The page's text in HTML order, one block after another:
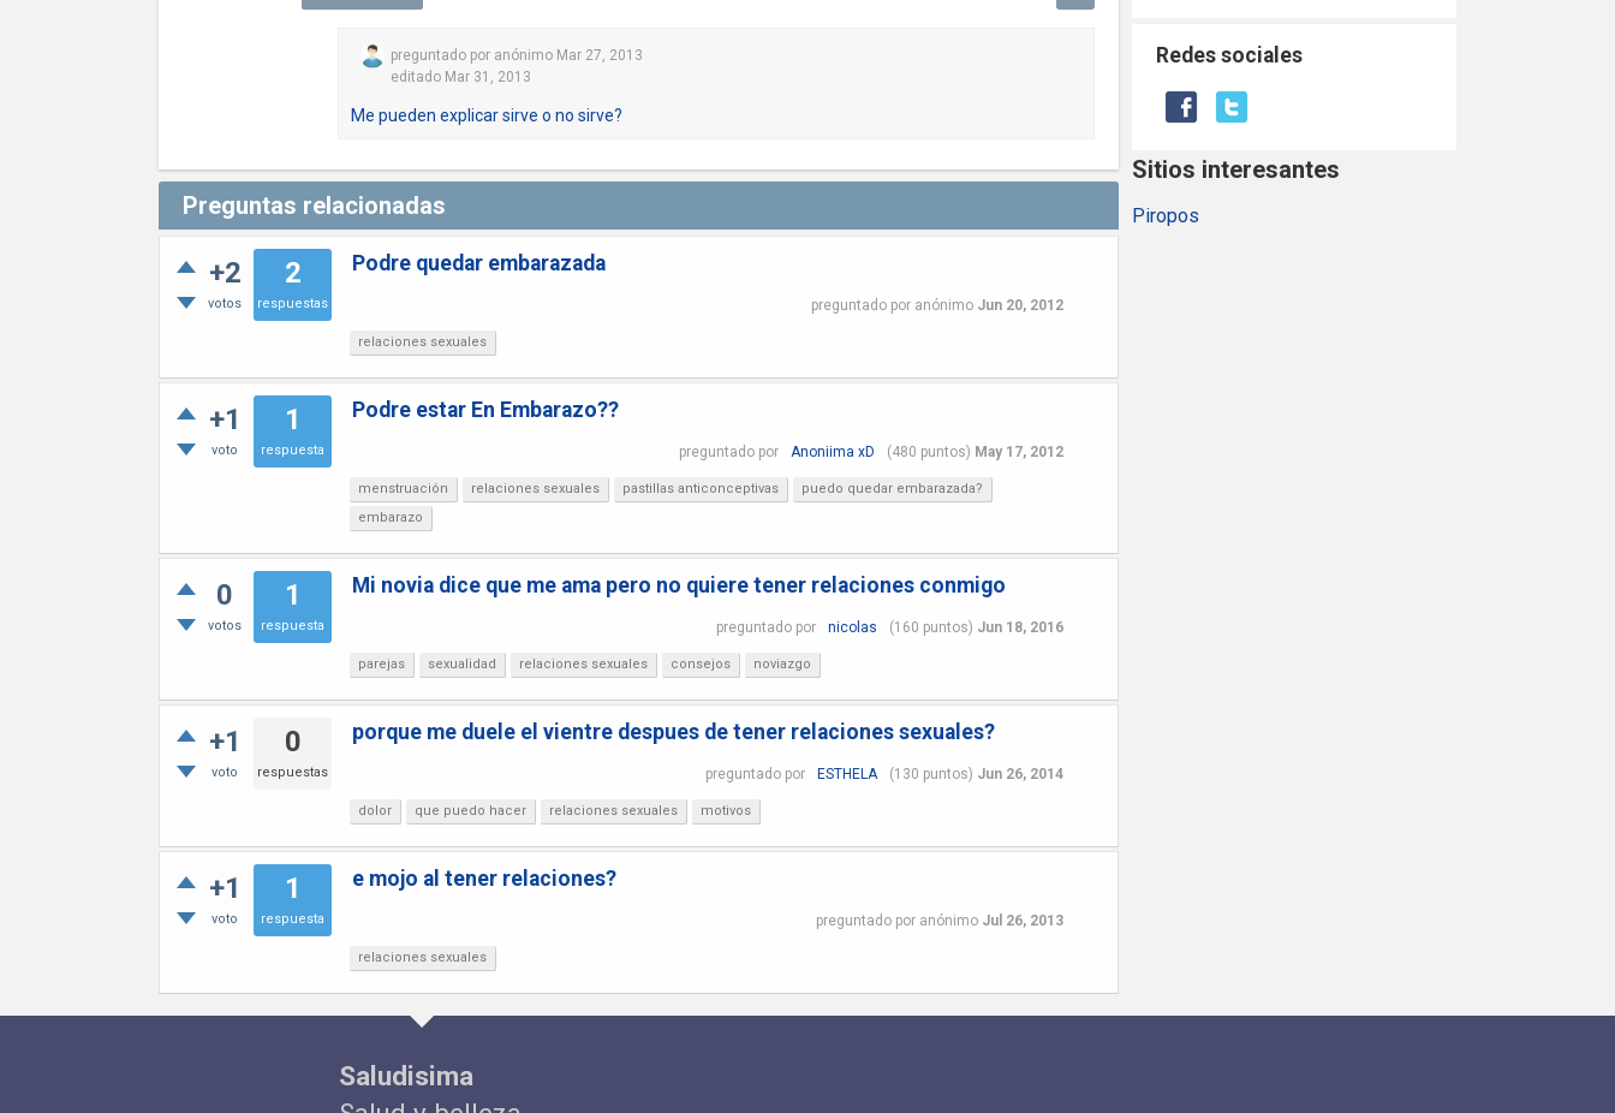
preguntado por anónimo Mar 27, 2013
editado Mar 31, 2013
Me pueden explicar sirve o no sirve?
Preguntas relacionadas
+2
votos
2
respuestas
Podre quedar embarazada
preguntado por anónimo Jun 20, 2012
relaciones sexuales
+1
voto
1
respuesta
Podre estar En Embarazo??
preguntado por Anoniima xD (480 puntos) May 17, 2012
menstruación relaciones sexuales pastillas anticonceptivas
puedo quedar embarazada?
embarazo
0
votos
1
respuesta
Mi novia dice que me ama pero no quiere tener relaciones conmigo
preguntado por nicolas (160 puntos) Jun 18, 2016
parejas sexualidad relaciones sexuales consejos noviazgo
+1
voto
0
respuestas
porque me duele el vientre despues de tener relaciones sexuales?
preguntado por ESTHELA (130 puntos) Jun 26, 2014
dolor que puedo hacer relaciones sexuales motivos
+1
voto
1
respuesta
e mojo al tener relaciones?
preguntado por anónimo Jul 26, 2013
relaciones sexuales
Redes sociales
Sitios interesantes
Piropos
Saludisima